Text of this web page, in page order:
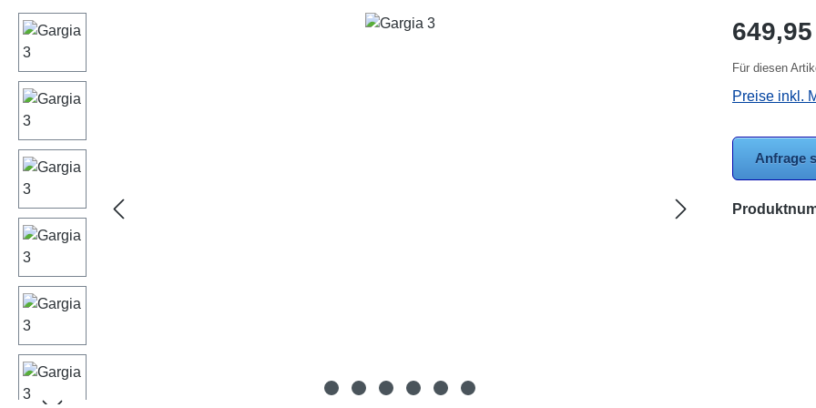
Bildergalerie überspringen Regulärer
Für diesen
Preise inkl.
Anfrage